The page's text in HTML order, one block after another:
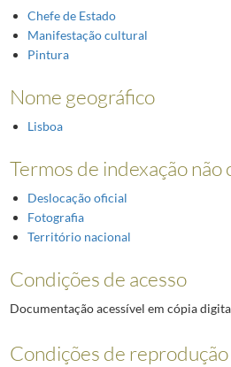
Chefe de Estado
Manifestação cultural
Pintura
Nome geográfico
Lisboa
Termos de indexação
Deslocação oficial
Fotografia
Território nacional
Condições de acesso
Documentação acessível em cópia
Condições de reprodução